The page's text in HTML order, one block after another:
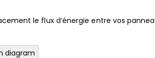
le flux d’énergie entre vos